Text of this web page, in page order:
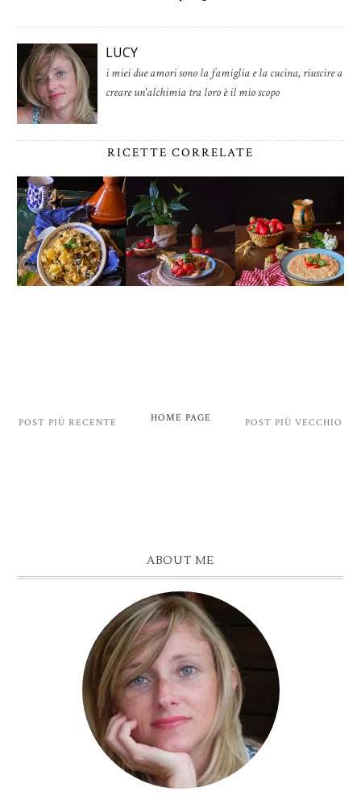
LUCY
i miei due amori sono la famiglia e la cucina, riuscire a
creare un'alchimia tra loro è il mio scopo
RICETTE CORRELATE
POST PIÙ RECENTE POST PIÙ VECCHIO
HOME PAGE
ABOUT ME